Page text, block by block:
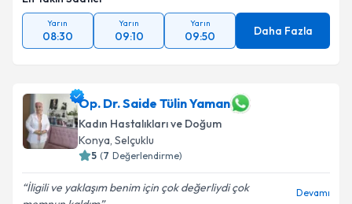
En Yakın Saatler
Yarın
08:30
Yarın
09:10
Yarın
09:50 Daha Fazla
Op. Dr. Saide Tülin Yaman
Kadın Hastalıkları ve Doğum
Konya,Selçuklu
( Değerlendirme)
İligili ve yaklaşım benim için çok değerliydi çok